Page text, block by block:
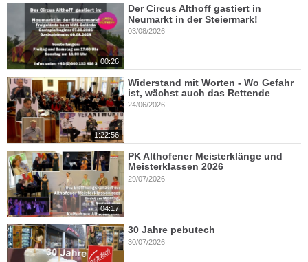
00:26
Der Circus Althoff gastiert in
Neumarkt in der Steiermark!
03/08/2026
1:22:56
Widerstand mit Worten - Wo Gefahr
ist, wächst auch das Rettende
24/06/2026
04:17
PK Althofener Meisterklänge und
Meisterklassen 2026
29/07/2026
30 Jahre pebutech
30/07/2026